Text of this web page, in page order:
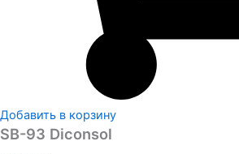
Добавить в корзину
SB-93 Diconsol